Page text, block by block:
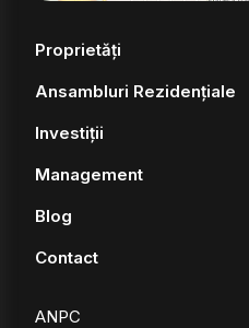
Proprietăți
Ansambluri Rezidențiale
Investiții
Management
Blog
Contact
ANPC